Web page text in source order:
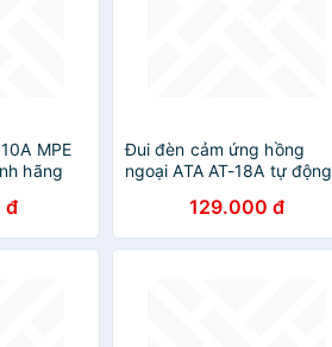
MPE
hãng
đ
Đui đèn cảm ứng hồng
ngoại ATA AT-18A tự động
qua - Hàng chính hãng
129.000 đ